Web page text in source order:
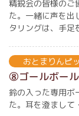
精鋭会の皆様のご
た。一緒に声を出
タリングは、手
おとまりんピ
⑧ゴールボー
鈴の入った専用ボ
た。耳を澄まして